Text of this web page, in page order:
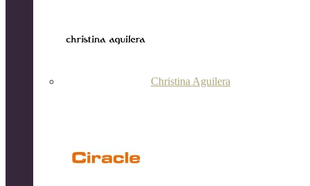
Christina Aguilera